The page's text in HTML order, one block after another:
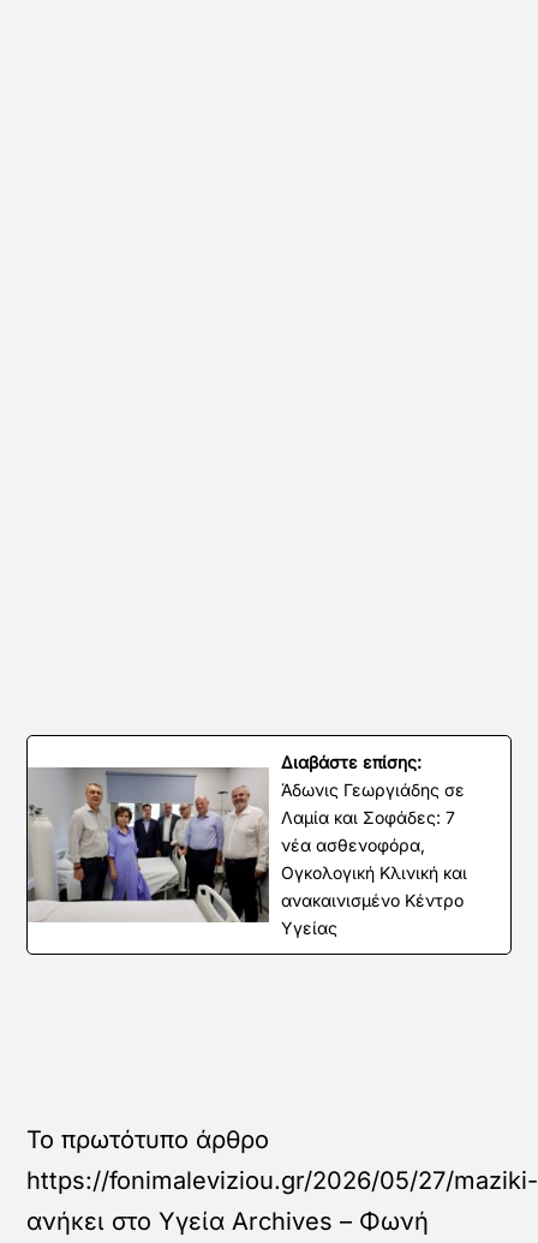
Διαβάστε επίσης:
Άδωνις Γεωργιάδης σε
Λαμία και Σοφάδες: 7
νέα ασθενοφόρα,
Ογκολογική Κλινική και
ανακαινισμένο Κέντρο
Υγείας
Το πρωτότυπο άρθρο
https://fonimaleviziou.gr/2026/05/27/
ανήκει στοΥγεία Archives – Φωνή